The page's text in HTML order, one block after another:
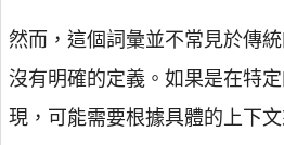
然而，這個詞彙並不常見於傳
沒有明確的定義。如果是在特
現，可能需要根據具體的上下